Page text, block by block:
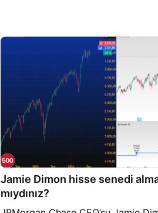
Jamie Dimon hisse senedi
mıydınız?